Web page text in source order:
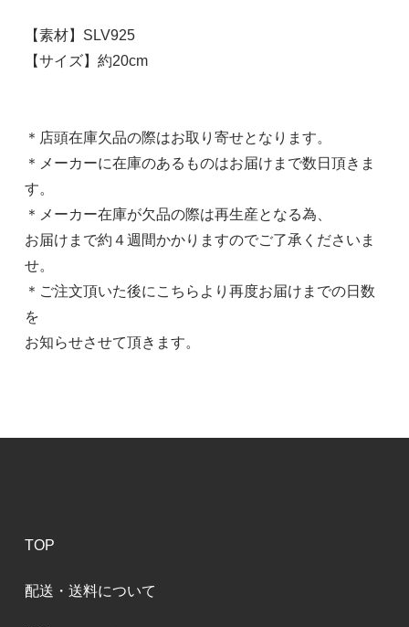
【素材】SLV925
【サイズ】約20cm
＊店頭在庫欠品の際はお取り寄せとなります。
＊メーカーに在庫のあるものはお届けまで数日頂きま
す。
＊メーカー在庫が欠品の際は再生産となる為、
お届けまで約４週間かかりますのでご了承くださいま
せ。
＊ご注文頂いた後にこちらより再度お届けまでの日数
を
お知らせさせて頂きます。
TOP
配送・送料について